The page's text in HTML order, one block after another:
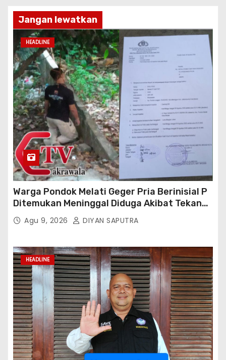
Jangan lewatkan
HEADLINE
Warga Pondok Melati Geger Pria Berinisial P
Ditemukan Meninggal Diduga Akibat Tekanan
Hutang
Agu 9, 2026 DIYAN SAPUTRA
HEADLINE